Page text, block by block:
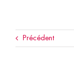
Précédent